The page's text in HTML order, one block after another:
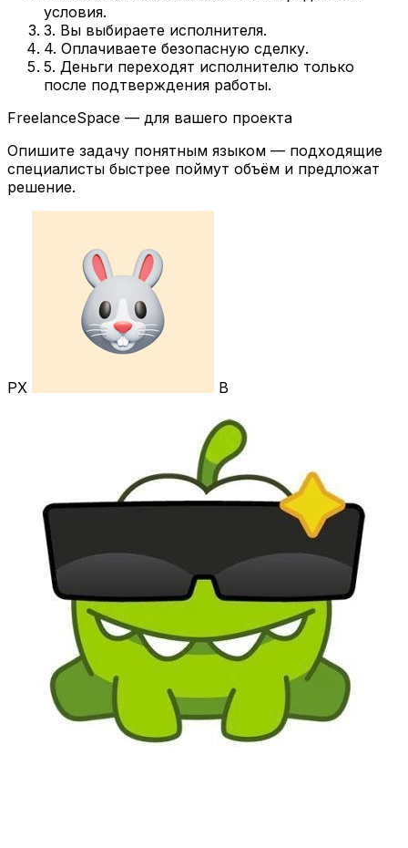
условия.
3. Вы выбираете исполнителя.
4. Оплачиваете безопасную сделку.
5. Деньги переходят исполнителю только
после подтверждения работы.
FreelanceSpace — для вашего проекта
Опишите задачу понятным языком — подходящие
специалисты быстрее поймут объём и предложат
решение.
РХ В